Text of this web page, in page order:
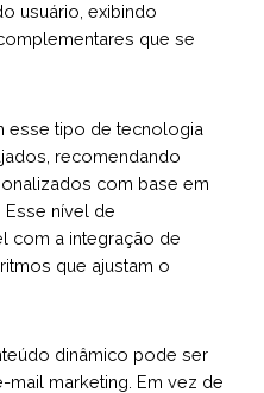
usuário, exibindo
que se
esse tipo de tecnologia
recomendando
com base em
nível de
com a integração de
que ajustam o
dinâmico pode ser
mail marketing. Em vez de